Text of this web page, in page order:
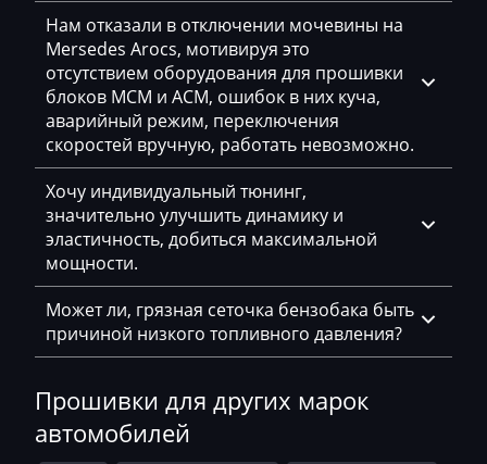
Hidromek
Higer
Hino
Hitachi
Honda
Hongqi
Howo
Huanghai
Hummer
Hyster
Hyundai
Нам отказали в отключении мочевины на
Mersedes Arocs, мотивируя это
отсутствием оборудования для прошивки
блоков MCM и ACM, ошибок в них куча,
аварийный режим, переключения
скоростей вручную, работать невозможно.
Хочу индивидуальный тюнинг,
значительно улучшить динамику и
эластичность, добиться максимальной
мощности.
Может ли, грязная сеточка бензобака быть
причиной низкого топливного давления?
Прошивки для других марок
автомобилей